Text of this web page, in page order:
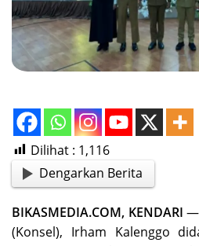
Dilihat : 1,116
Dengarkan Berita
BIKASMEDIA.COM, KENDARI —
(Konsel), Irham Kalenggo